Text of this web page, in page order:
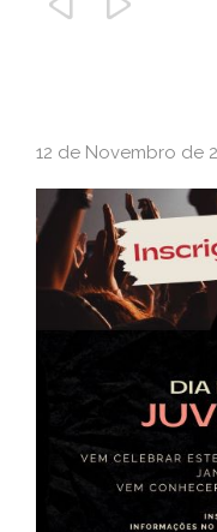
12 de Novembro de